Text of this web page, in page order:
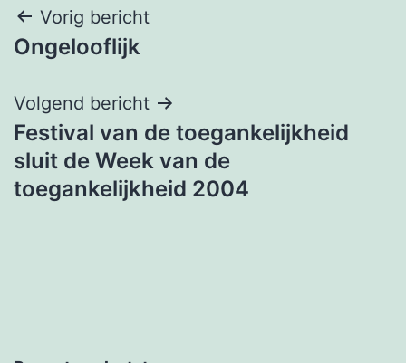
Berichtnavigatie
Vorig bericht
Ongelooflijk
Volgend bericht
Festival van de toegankelijkheid
sluit de Week van de
toegankelijkheid 2004